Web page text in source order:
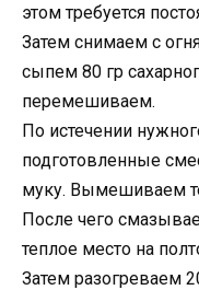
этом требуется
Затем снимаем с
сыпем 80 гр
перемешиваем.
По истечении
подготовленные
муку. Вымешиваем
После чего
теплое место на
Затем разогреваем